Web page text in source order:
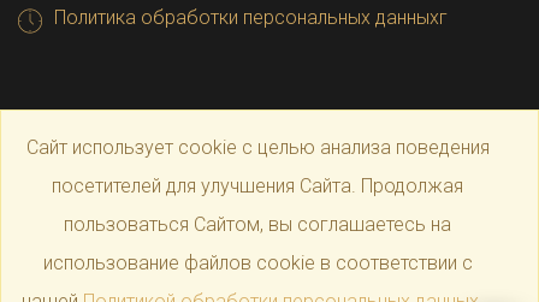
Политика обработки персональных данныхг
Сайт использует cookie с целью анализа поведения
посетителей для улучшения Сайта. Продолжая
пользоваться Сайтом, вы соглашаетесь на
использование файлов cookie в соответствии с